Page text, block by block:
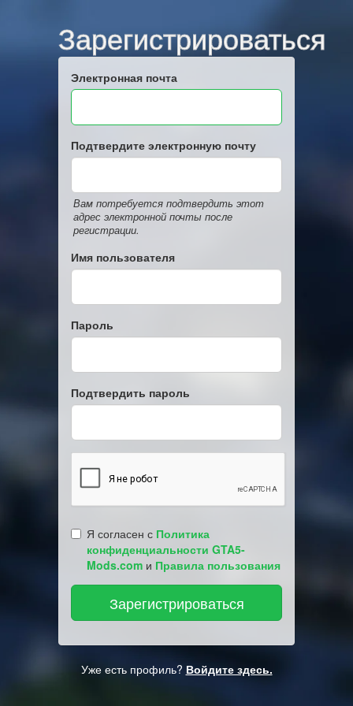
Зарегистрироваться
Электронная почта
Подтвердите электронную почту
Вам потребуется подтвердить этот
адрес электронной почты после
регистрации.
Имя пользователя
Пароль
Подтвердить пароль
Я согласен с Политика
конфиденциальности GTA5-
Mods.com и Правила пользования
Уже есть профиль? Войдите здесь.